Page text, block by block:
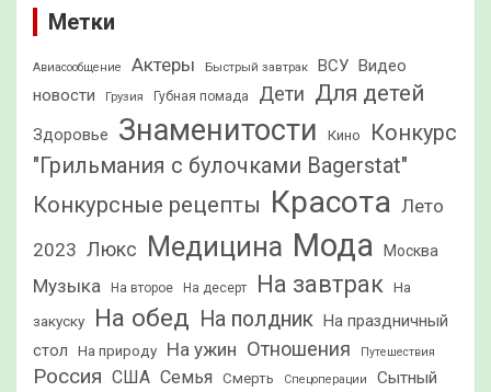
Метки
Авиасообщение Актеры Быстрый завтрак ВСУ Видео
новости
Грузия Губная помада Дети Для детей
Здоровье Знаменитости Кино
Конкурс
"Грильмания с булочками Bagerstat"
Конкурсные рецепты Красота Лето
2023 Люкс Медицина Мода Москва
Музыка На второе На десерт На завтрак На
закуску На обед На полдник На праздничный
стол
На природу На ужин Отношения Путешествия
Россия США Семья Смерть Спецоперации
Сытный